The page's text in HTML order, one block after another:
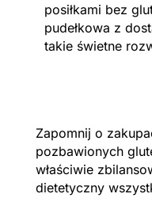
posiłkami bez
pudełkowa z
takie świetne
Zapomnij o
pozbawionych
właściwie
dietetyczny